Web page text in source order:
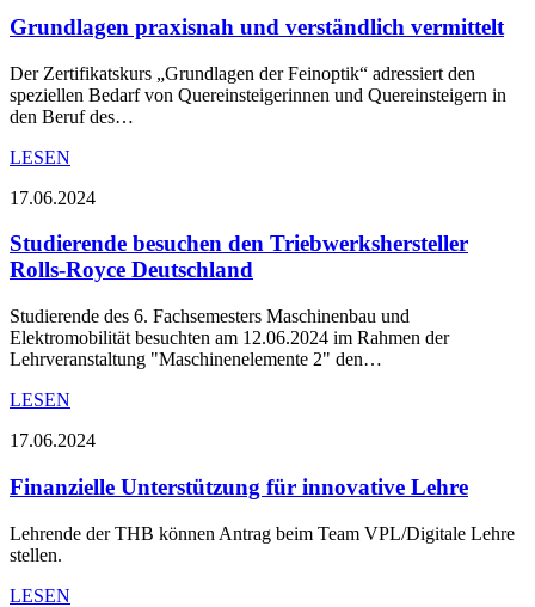
Grundlagen praxisnah und verständlich vermittelt
Der Zertifikatskurs „Grundlagen der Feinoptik“ adressiert den
speziellen Bedarf von Quereinsteigerinnen und Quereinsteigern in
den Beruf des…
LESEN
17.06.2024
Studierende besuchen den Triebwerkshersteller
Rolls-Royce Deutschland
Studierende des 6. Fachsemesters Maschinenbau und
Elektromobilität besuchten am 12.06.2024 im Rahmen der
Lehrveranstaltung "Maschinenelemente 2" den…
LESEN
17.06.2024
Finanzielle Unterstützung für innovative Lehre
Lehrende der THB können Antrag beim Team VPL/Digitale Lehre
stellen.
LESEN